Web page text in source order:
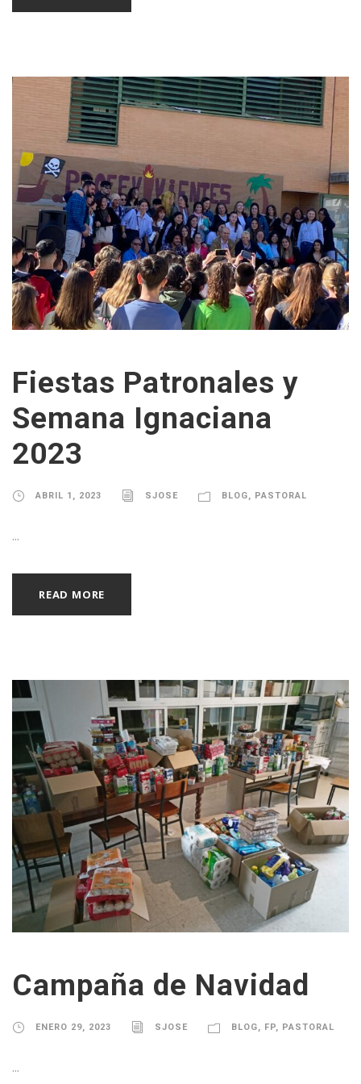
Fiestas Patronales y
Semana Ignaciana
2023
ABRIL 1, 2023 SJOSE BLOG, PASTORAL
...
READ MORE
Campaña de Navidad
ENERO 29, 2023 SJOSE BLOG, FP, PASTORAL
...